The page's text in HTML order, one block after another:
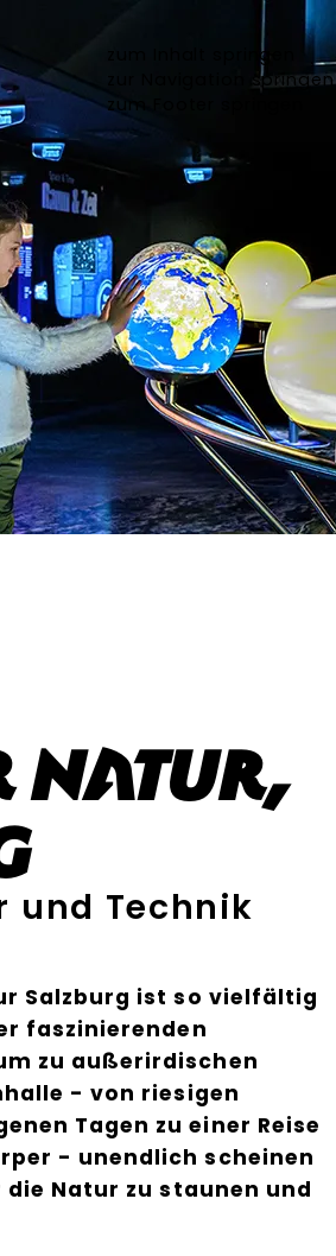
zum Inhalt springen
zur Navigation springen
zum Footer springen
Natur,
und Technik
Salzburg ist so vielfältig
faszinierenden
zu außerirdischen
- von riesigen
Tagen zu einer Reise
- unendlich scheinen
Natur zu staunen und